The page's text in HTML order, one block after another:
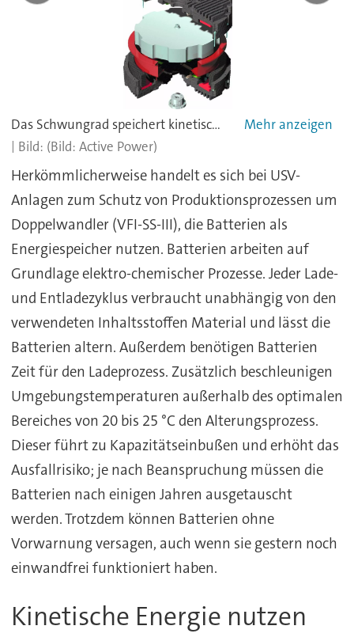
Das Schwungrad speichert kinetische Energie in rotierenden Massen
(Bild: Active Power)
Herkömmlicherweise handelt es sich bei USV-
Anlagen zum Schutz von Produktionsprozessen um
Doppelwandler (VFI-SS-III), die Batterien als
Energiespeicher nutzen. Batterien arbeiten auf
Grundlage elektro-chemischer Prozesse. Jeder Lade-
und Entladezyklus verbraucht unabhängig von den
verwendeten Inhaltsstoffen Material und lässt die
Batterien altern. Außerdem benötigen Batterien
Zeit für den Ladeprozess. Zusätzlich beschleunigen
Umgebungstemperaturen außerhalb des optimalen
Bereiches von 20 bis 25 °C den Alterungsprozess.
Dieser führt zu Kapazitätseinbußen und erhöht das
Ausfallrisiko; je nach Beanspruchung müssen die
Batterien nach einigen Jahren ausgetauscht
werden. Trotzdem können Batterien ohne
Vorwarnung versagen, auch wenn sie gestern noch
einwandfrei funktioniert haben.
Kinetische Energie nutzen